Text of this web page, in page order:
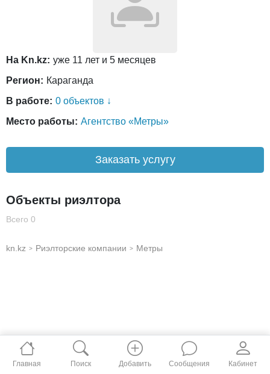
На Kn.kz: уже 11 лет и 5 месяцев
Регион: Караганда
В работе: 0 объектов ↓
Место работы: Агентство «Метры»
Заказать услугу
Объекты риэлтора
Всего 0
kn.kz > Риэлторские компании > Метры
Главная Поиск Добавить Сообщения Кабинет